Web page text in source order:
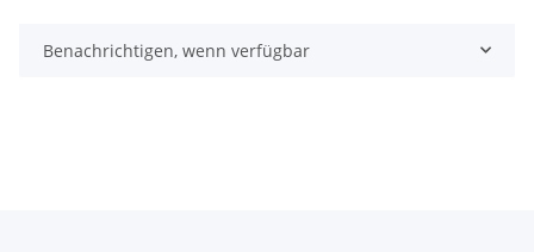
Benachrichtigen, wenn verfügbar